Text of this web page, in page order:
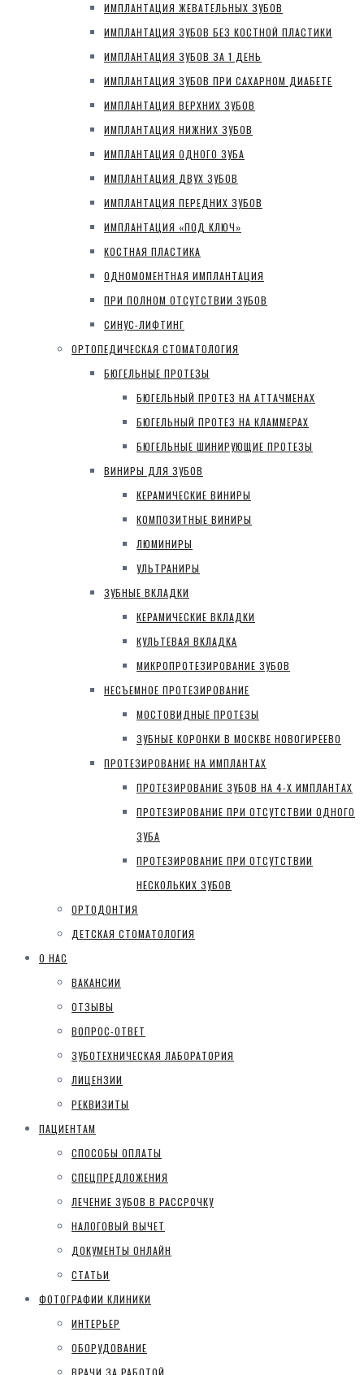
ИМПЛАНТАЦИЯ ЖЕВАТЕЛЬНЫХ ЗУБОВ
ИМПЛАНТАЦИЯ ЗУБОВ БЕЗ КОСТНОЙ ПЛАСТИКИ
ИМПЛАНТАЦИЯ ЗУБОВ ЗА 1 ДЕНЬ
ИМПЛАНТАЦИЯ ЗУБОВ ПРИ САХАРНОМ ДИАБЕТЕ
ИМПЛАНТАЦИЯ ВЕРХНИХ ЗУБОВ
ИМПЛАНТАЦИЯ НИЖНИХ ЗУБОВ
ИМПЛАНТАЦИЯ ОДНОГО ЗУБА
ИМПЛАНТАЦИЯ ДВУХ ЗУБОВ
ИМПЛАНТАЦИЯ ПЕРЕДНИХ ЗУБОВ
ИМПЛАНТАЦИЯ «ПОД КЛЮЧ»
КОСТНАЯ ПЛАСТИКА
ОДНОМОМЕНТНАЯ ИМПЛАНТАЦИЯ
ПРИ ПОЛНОМ ОТСУТСТВИИ ЗУБОВ
СИНУС-ЛИФТИНГ
ОРТОПЕДИЧЕСКАЯ СТОМАТОЛОГИЯ
БЮГЕЛЬНЫЕ ПРОТЕЗЫ
БЮГЕЛЬНЫЙ ПРОТЕЗ НА АТТАЧМЕНАХ
БЮГЕЛЬНЫЙ ПРОТЕЗ НА КЛАММЕРАХ
БЮГЕЛЬНЫЕ ШИНИРУЮЩИЕ ПРОТЕЗЫ
ВИНИРЫ ДЛЯ ЗУБОВ
КЕРАМИЧЕСКИЕ ВИНИРЫ
КОМПОЗИТНЫЕ ВИНИРЫ
ЛЮМИНИРЫ
УЛЬТРАНИРЫ
ЗУБНЫЕ ВКЛАДКИ
КЕРАМИЧЕСКИЕ ВКЛАДКИ
КУЛЬТЕВАЯ ВКЛАДКА
МИКРОПРОТЕЗИРОВАНИЕ ЗУБОВ
НЕСЪЕМНОЕ ПРОТЕЗИРОВАНИЕ
МОСТОВИДНЫЕ ПРОТЕЗЫ
ЗУБНЫЕ КОРОНКИ В МОСКВЕ НОВОГИРЕЕВО
ПРОТЕЗИРОВАНИЕ НА ИМПЛАНТАХ
ПРОТЕЗИРОВАНИЕ ЗУБОВ НА 4-Х ИМПЛАНТАХ
ПРОТЕЗИРОВАНИЕ ПРИ ОТСУТСТВИИ ОДНОГО
ЗУБА
ПРОТЕЗИРОВАНИЕ ПРИ ОТСУТСТВИИ
НЕСКОЛЬКИХ ЗУБОВ
ОРТОДОНТИЯ
ДЕТСКАЯ СТОМАТОЛОГИЯ
О НАС
ВАКАНСИИ
ОТЗЫВЫ
ВОПРОС-ОТВЕТ
ЗУБОТЕХНИЧЕСКАЯ ЛАБОРАТОРИЯ
ЛИЦЕНЗИИ
РЕКВИЗИТЫ
ПАЦИЕНТАМ
СПОСОБЫ ОПЛАТЫ
СПЕЦПРЕДЛОЖЕНИЯ
ЛЕЧЕНИЕ ЗУБОВ В РАССРОЧКУ
НАЛОГОВЫЙ ВЫЧЕТ
ДОКУМЕНТЫ ОНЛАЙН
СТАТЬИ
ФОТОГРАФИИ КЛИНИКИ
ИНТЕРЬЕР
ОБОРУДОВАНИЕ
ВРАЧИ ЗА РАБОТОЙ